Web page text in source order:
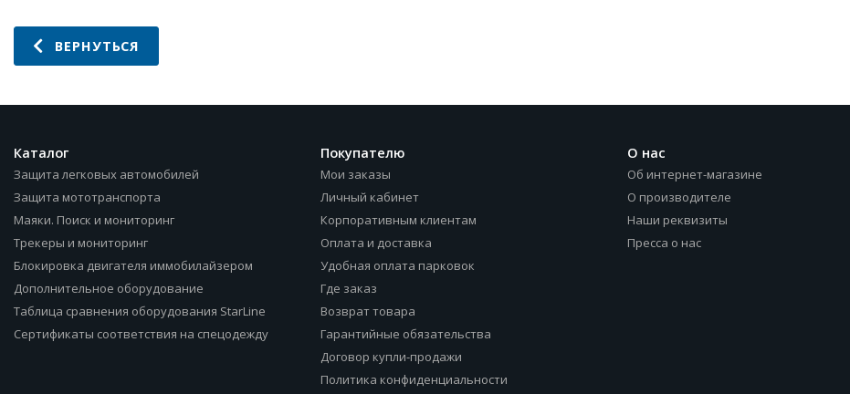
ВЕРНУТЬСЯ
Каталог
Защита легковых автомобилей
Защита мототранспорта
Маяки. Поиск и мониторинг
Трекеры и мониторинг
Блокировка двигателя иммобилайзером
Дополнительное оборудование
Таблица сравнения оборудования StarLine
Сертификаты соответствия на спецодежду
Покупателю
Мои заказы
Личный кабинет
Корпоративным клиентам
Оплата и доставка
Удобная оплата парковок
Где заказ
Возврат товара
Гарантийные обязательства
Договор купли-продажи
Политика конфиденциальности
О нас
Об интернет-магазине
О производителе
Наши реквизиты
Пресса о нас